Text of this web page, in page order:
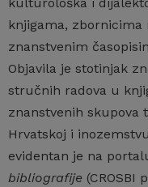
knjigama, zbornicima
znanstvenim
Objavila je stotinjak
stručnih radova u
znanstvenih skupova
Hrvatskoj i
evidentan je na
bibliografije (CROSBI